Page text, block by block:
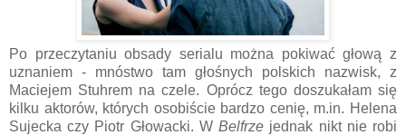
Po przeczytaniu obsady serialu można pokiwać głową z
uznaniem - mnóstwo tam głośnych polskich nazwisk, z
Maciejem Stuhrem na czele. Oprócz tego doszukałam się
kilku aktorów, których osobiście bardzo cenię, m.in. Helena
Sujecka czy Piotr Głowacki. WBelfrze jednak nikt nie robi